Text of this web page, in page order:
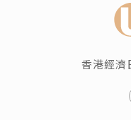
香港經濟